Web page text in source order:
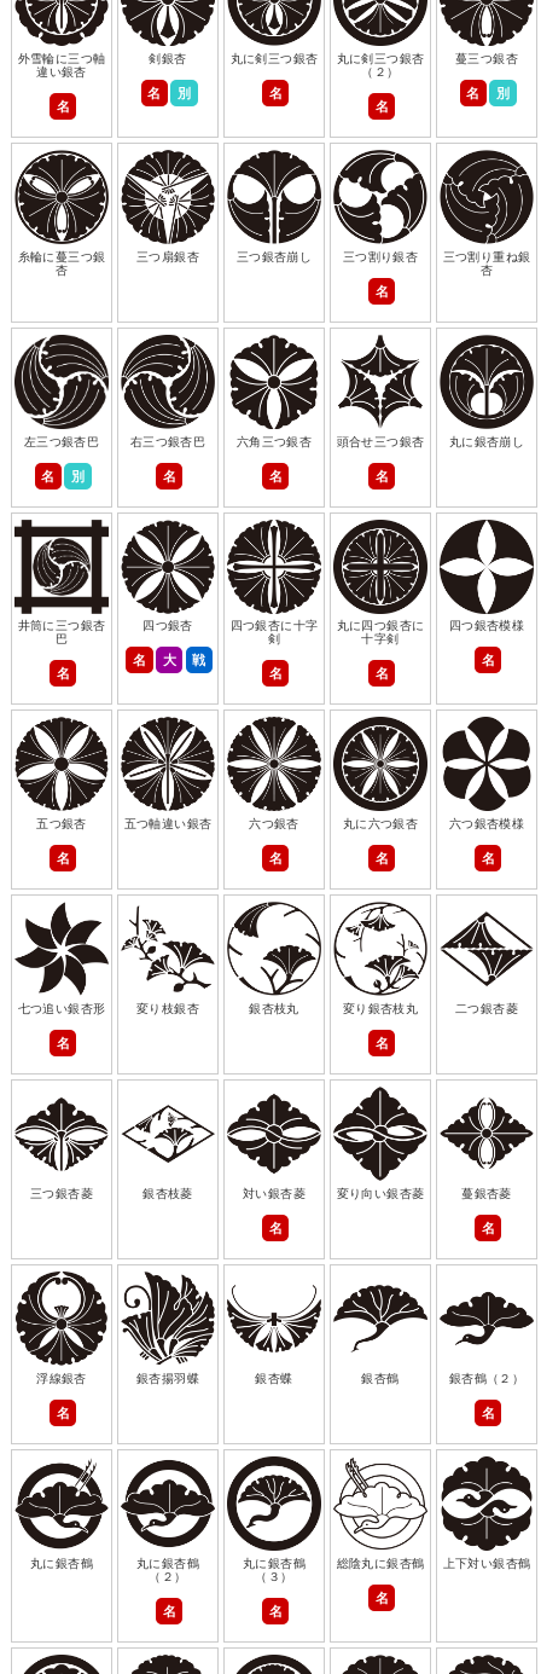
外雪輪に三つ軸
違い銀杏
名
剣銀杏
名 別
丸に剣三つ銀杏
名
丸に剣三つ銀杏
（２）
名
蔓三つ銀杏
名 別
糸輪に蔓三つ銀
杏
三つ扇銀杏 三つ銀杏崩し 三つ割り銀杏
名
三つ割り重ね銀
杏
左三つ銀杏巴
名 別
右三つ銀杏巴
名
六角三つ銀杏
名
頭合せ三つ銀杏
名
丸に銀杏崩し
井筒に三つ銀杏
巴
名
四つ銀杏
名 大 戦
四つ銀杏に十字
剣
名
丸に四つ銀杏に
十字剣
名
四つ銀杏模様
名
五つ銀杏
名
五つ軸違い銀杏 六つ銀杏
名
丸に六つ銀杏
名
六つ銀杏模様
名
七つ追い銀杏形
名
変り枝銀杏 銀杏枝丸 変り銀杏枝丸
名
二つ銀杏菱
三つ銀杏菱 銀杏枝菱 対い銀杏菱
名
変り向い銀杏菱 蔓銀杏菱
名
浮線銀杏
名
銀杏揚羽蝶 銀杏蝶 銀杏鶴 銀杏鶴（２）
名
丸に銀杏鶴
丸に銀杏鶴
（２）
名
丸に銀杏鶴
（３）
名
総陰丸に銀杏鶴
名
上下対い銀杏鶴